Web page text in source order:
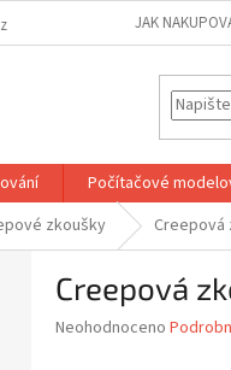
JAK
Počítačové
zkoušky Creepová
Creepová
Průměrné
Neohodnoceno